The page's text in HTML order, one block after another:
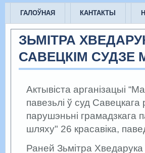
ГАЛОЎНАЯ КАНТАКТЫ
ЗЬМІТРА
САВЕЦКІМ СУДЗЕ
Актывіста арганізацыі
павезьлі ў суд
парушэньні грамадзкага
шляху" 26 красавіка,
Раней Зьмітра Хведарука